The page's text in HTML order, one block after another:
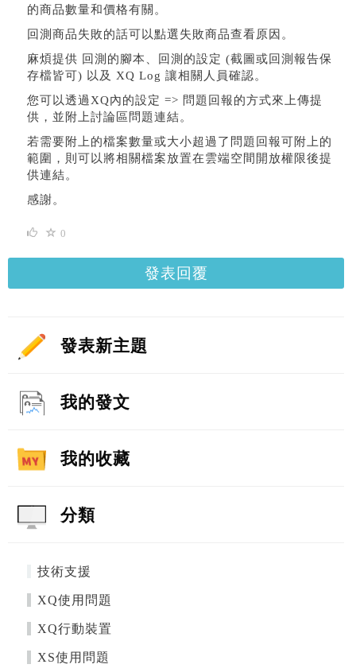
的商品數量和價格有關。
回測商品失敗的話可以點選失敗商品查看原因。
麻煩提供 回測的腳本、回測的設定 (截圖或回測報告保
存檔皆可) 以及 XQ Log 讓相關人員確認。
您可以透過XQ內的設定 => 問題回報的方式來上傳提
供，並附上討論區問題連結。
若需要附上的檔案數量或大小超過了問題回報可附上的
範圍，則可以將相關檔案放置在雲端空間開放權限後提
供連結。
感謝。
0
發表回覆
發表新主題
我的發文
我的收藏
分類
技術支援
XQ使用問題
XQ行動裝置
XS使用問題